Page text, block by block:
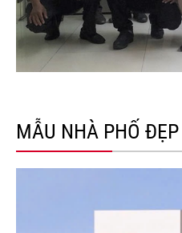
MẪU NHÀ PHỐ ĐẸP